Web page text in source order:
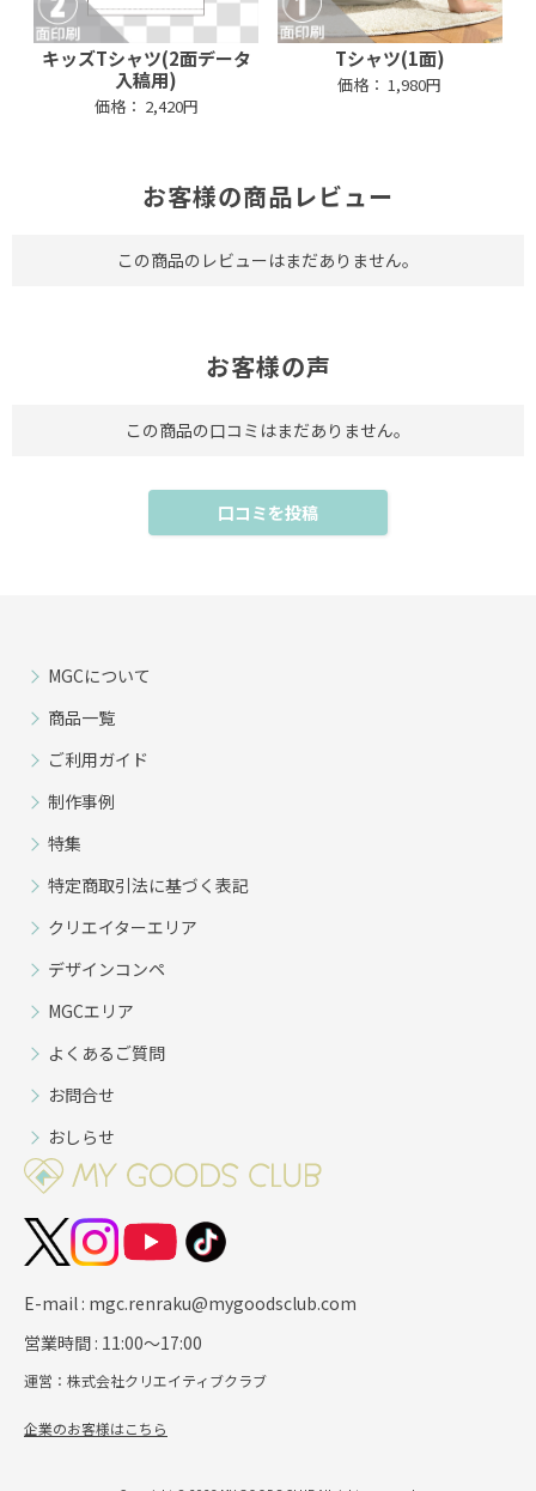
キッズTシャツ(2面データ
入稿用)
価格： 2,420円
Tシャツ(1面)
価格：1,980円
お客様の商品レビュー
この商品のレビューはまだありません。
お客様の声
この商品の口コミはまだありません。
E-mail : mgc.renraku@mygoodsclub.com
営業時間 : 11:00～17:00
運営：株式会社クリエイティブクラブ
企業のお客様はこちら
MGCについて
商品一覧
ご利用ガイド
制作事例
特集
特定商取引法に基づく表記
クリエイターエリア
デザインコンペ
MGCエリア
よくあるご質問
お問合せ
おしらせ